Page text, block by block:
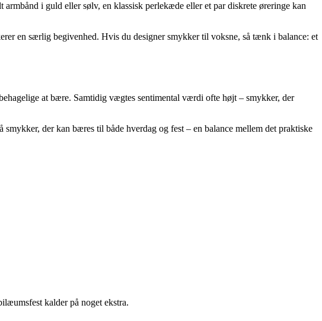
i guld eller sølv, en klassisk perlekæde eller et par diskrete øreringe kan
en særlig begivenhed. Hvis du designer smykker til voksne, så tænk i balance: et
at bære. Samtidig vægtes sentimental værdi ofte højt – smykker, der
der kan bæres til både hverdag og fest – en balance mellem det praktiske
kalder på noget ekstra.